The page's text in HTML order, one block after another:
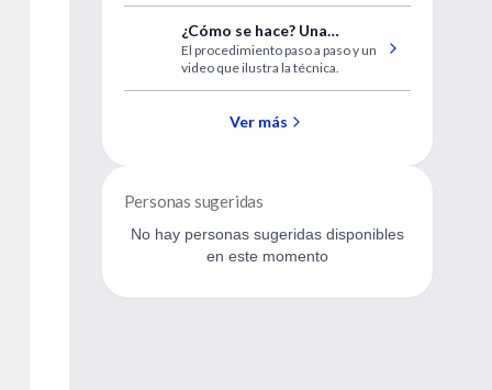
potencialmente alergénicos, no
aconsejados por los especialistas.
¿Cómo se hace? Una
toracocentesis
El procedimiento paso a paso y un
video que ilustra la técnica.
Ver más
Personas sugeridas
No hay personas sugeridas disponibles
en este momento